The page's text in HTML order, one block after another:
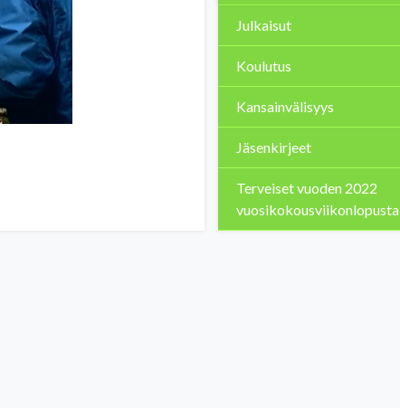
Julkaisut
Koulutus
Kansainvälisyys
Jäsenkirjeet
Terveiset vuoden 2022
vuosikokousviikonlopusta